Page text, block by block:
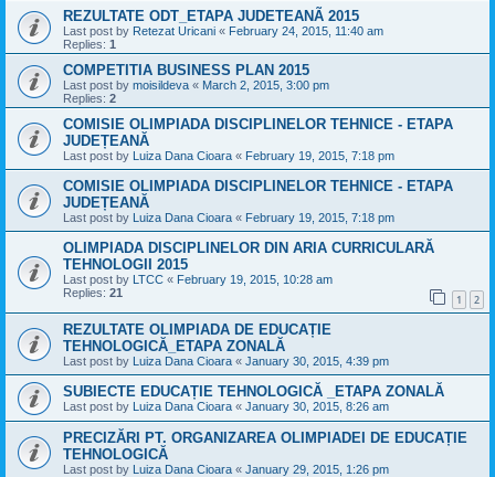
REZULTATE ODT_ETAPA JUDETEANÃ 2015
Last post by Retezat Uricani « February 24, 2015, 11:40 am
Replies: 1
COMPETITIA BUSINESS PLAN 2015
Last post by moisildeva « March 2, 2015, 3:00 pm
Replies: 2
COMISIE OLIMPIADA DISCIPLINELOR TEHNICE - ETAPA
JUDEȚEANĂ
Last post by Luiza Dana Cioara « February 19, 2015, 7:18 pm
COMISIE OLIMPIADA DISCIPLINELOR TEHNICE - ETAPA
JUDEȚEANĂ
Last post by Luiza Dana Cioara « February 19, 2015, 7:18 pm
OLIMPIADA DISCIPLINELOR DIN ARIA CURRICULARĂ
TEHNOLOGII 2015
Last post by LTCC « February 19, 2015, 10:28 am
Replies: 21 1 2
REZULTATE OLIMPIADA DE EDUCAȚIE
TEHNOLOGICĂ_ETAPA ZONALĂ
Last post by Luiza Dana Cioara « January 30, 2015, 4:39 pm
SUBIECTE EDUCAȚIE TEHNOLOGICĂ _ETAPA ZONALĂ
Last post by Luiza Dana Cioara « January 30, 2015, 8:26 am
PRECIZĂRI PT. ORGANIZAREA OLIMPIADEI DE EDUCAȚIE
TEHNOLOGICĂ
Last post by Luiza Dana Cioara « January 29, 2015, 1:26 pm